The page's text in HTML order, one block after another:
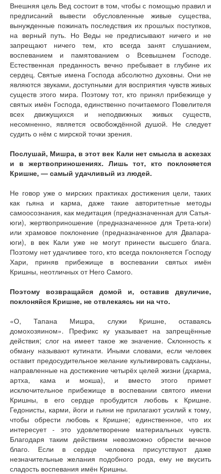
Внешняя цель Вед состоит в том, чтобы с помощью правил и
предписаний вывести обусловленные живые существа,
вынужденные пожинать последствия их прошлых поступков,
на верный путь. Но Веды не предписывают ничего и не
запрещают ничего тем, кто всегда занят слушанием,
воспеванием и памятованием о Всевышнем Господе.
Естественная преданность вечно пребывает в глубине их
сердец. Святые имена Господа абсолютно духовны. Они не
являются звуками, доступными для восприятия чувств живых
существ этого мира. Поэтому тот, кто принял прибежище у
святых имён Господа, единственно почитаемого Повелителя
всех движущихся и неподвижных живых существ,
несомненно, является освобождённой душой. Не следует
судить о нём с мирской точки зрения.
Послушай, Мишра, в этот век Кали нет смысла в аскезах
и в жертвоприношениях. Лишь тот, кто поклоняется
Кришне, — самый удачливый из людей.
Не говор уже о мирских практиках достижения цели, таких
как гьяна и карма, даже такие авторитетные методы
самоосознания, как медитация (предназначенная для Сатья-
юги), жертвоприношение (предназначенное для Трета-юги)
или храмовое поклонение (предназначенное для Двапара-
юги), в век Кали уже не могут принести высшего блага.
Поэтому нет удачливее того, кто всегда поклоняется Господу
Хари, приняв прибежище в воспевании святых имён
Кришны, неотличных от Него Самого.
Поэтому возвращайся домой и, оставив двуличие,
поклоняйся Кришне, не отвлекаясь ни на что.
«О, Тапана Мишра, служи Кришне, оставаясь
домохозяином». Префикс ку указывает на запрещённые
действия; слог на имеет такое же значение. Склонность к
обману называют кутинати. Иными словами, если человек
оставит предосудительное желание культивировать садханы,
направленные на достижение четырёх целей жизни (дхарма,
артха, кама и мокша), и вместо этого примет
исключительное прибежище в воспевании святого имени
Кришны, в его сердце пробудится любовь к Кришне.
Гедонисты, карми, йоги и гьяни не прилагают усилий к тому,
чтобы обрести любовь к Кришне; единственное, что их
интересует - это удовлетворение материальных чувств.
Благодаря таким действиям невозможно обрести вечное
благо. Если в сердце человека присутствуют даже
незначительные желания подобного рода, ему не вкусить
сладость воспевания имён Кришны.